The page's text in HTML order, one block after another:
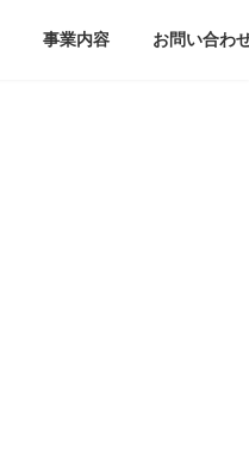
事業内容 お問い合わ